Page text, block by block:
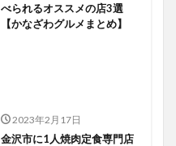
べられるオススメの店3選
【かなざわグルメまとめ】
2023年2月17日
金沢市に1人焼肉定食専門店